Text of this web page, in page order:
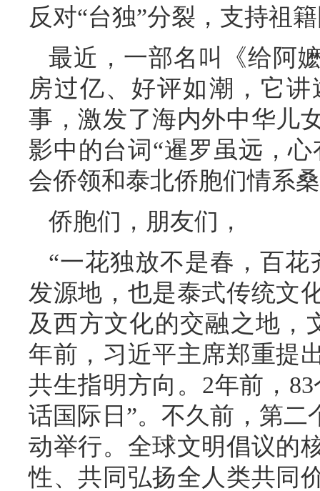
反对“台独”分裂，支持祖
最近，一部名叫《给阿
房过亿、好评如潮，它
事，激发了海内外中华儿
影中的台词“暹罗虽远，
会侨领和泰北侨胞们情系
侨胞们，朋友们，
“一花独放不是春，百
发源地，也是泰式传统文
及西方文化的交融之地，
年前，习近平主席郑重提
共生指明方向。2年前，
话国际日”。不久前，第二
动举行。全球文明倡议的
性、共同弘扬全人类共同